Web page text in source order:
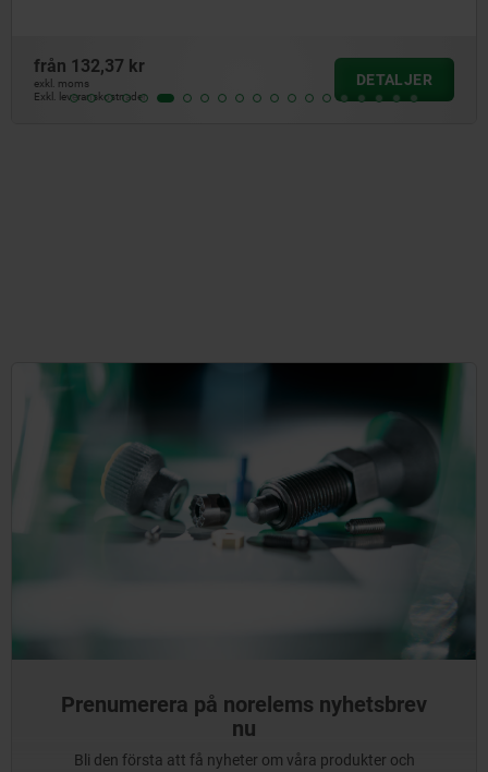
från 132,37 kr
exkl. moms
Exkl. leveranskostnader
DETALJER
Prenumerera på norelems nyhetsbrev
nu
Bli den första att få nyheter om våra produkter och